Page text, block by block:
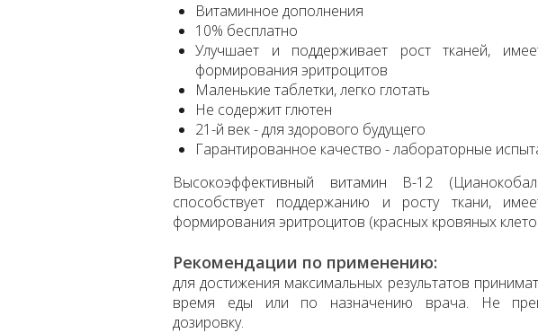
Витаминное дополнения
10% бесплатно
Улучшает и поддерживает рост тканей,
формирования эритроцитов
Маленькие таблетки, легко глотать
Не содержит глютен
21-й век - для здорового будущего
Гарантированное качество - лабораторные
Высокоэффективный витамин B-12
способствует поддержанию и росту ткани,
формирования эритроцитов (красных кровяных
Рекомендации по применению:
для достижения максимальных результатов
время еды или по назначению врача. Не
дозировку.